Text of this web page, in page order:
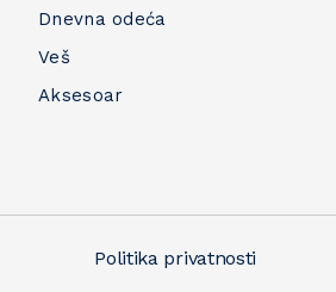
Dnevna odeća
Veš
Aksesoar
Politika privatnosti